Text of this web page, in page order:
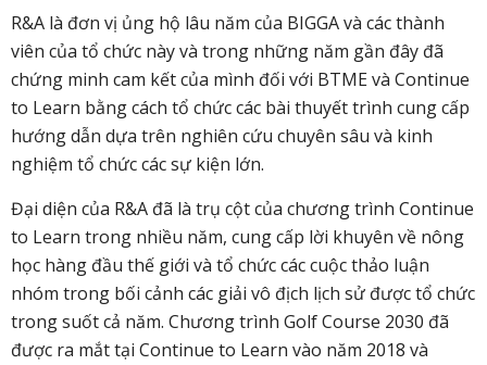
R&A là đơn vị ủng hộ lâu năm của BIGGA và các thành
viên của tổ chức này và trong những năm gần đây đã
chứng minh cam kết của mình đối với BTME và Continue
to Learn bằng cách tổ chức các bài thuyết trình cung cấp
hướng dẫn dựa trên nghiên cứu chuyên sâu và kinh
nghiệm tổ chức các sự kiện lớn.
Đại diện của R&A đã là trụ cột của chương trình Continue
to Learn trong nhiều năm, cung cấp lời khuyên về nông
học hàng đầu thế giới và tổ chức các cuộc thảo luận
nhóm trong bối cảnh các giải vô địch lịch sử được tổ chức
trong suốt cả năm. Chương trình Golf Course 2030 đã
được ra mắt tại Continue to Learn vào năm 2018 và